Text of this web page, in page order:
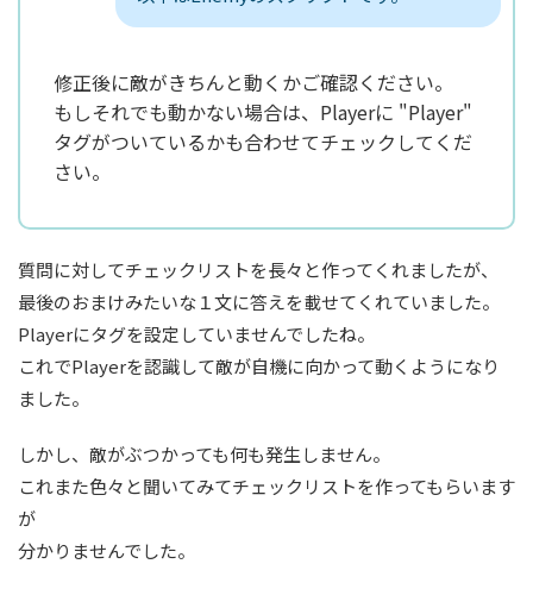
修正後に敵がきちんと動くかご確認ください。
もしそれでも動かない場合は、Playerに "Player"
タグがついているかも合わせてチェックしてくだ
さい。
質問に対してチェックリストを長々と作ってくれましたが、
最後のおまけみたいな１文に答えを載せてくれていました。
Playerにタグを設定していませんでしたね。
これでPlayerを認識して敵が自機に向かって動くようになり
ました。
しかし、敵がぶつかっても何も発生しません。
これまた色々と聞いてみてチェックリストを作ってもらいます
が
分かりませんでした。